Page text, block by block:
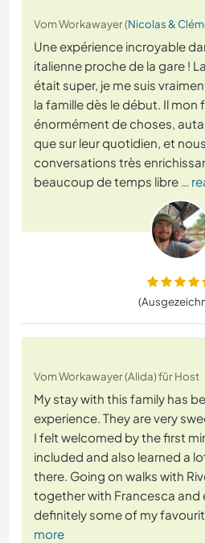
Vom Workawayer (Nicolas &
Une expérience incroyable
italienne proche de la gare !
était super, je me suis
la famille dès le début. Il mon
énormément de choses,
que sur leur quotidien, et
conversations très
beaucoup de temps libre …
Vom Workawayer (Alida) für Host
My stay with this family has
experience. They are very
I felt welcomed by the first
included and also learned a
there. Going on walks with
together with Francesca and
definitely some of my
more